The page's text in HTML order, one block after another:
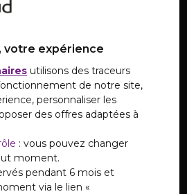
S'INSCRIRE
APPLICATION
votre expérience
utilisons des traceurs
de notre site,
personnaliser les
des offres adaptées à
: vous pouvez changer
moment.
pendant 6 mois et
via le lien «